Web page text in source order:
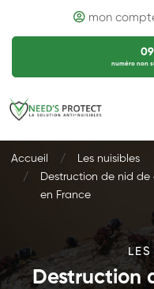
mon
numéro non
Accueil
Les nuisibles
Destruction de nid
en France
Destruction